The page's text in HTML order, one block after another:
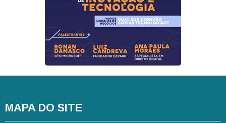
MAPA DO SITE